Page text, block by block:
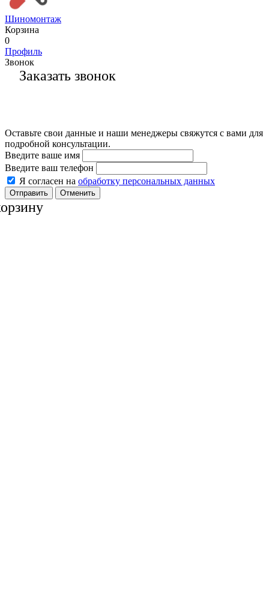
Шиномонтаж
Корзина
0
Профиль
Звонок
Заказать звонок
Оставьте свои данные и наши менеджеры свяжутся с вами для
подробной консультации.
Введите ваше имя
Введите ваш телефон
Я согласен на обработку персональных данных
Отменить